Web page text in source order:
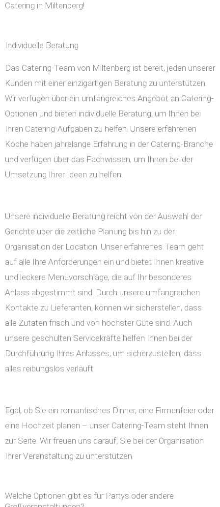
Catering in Miltenberg!
Individuelle Beratung
Das Catering-Team von Miltenberg ist bereit, jeden unserer
Kunden mit einer einzigartigen Beratung zu unterstützen.
Wir verfügen über ein umfangreiches Angebot an Catering-
Optionen und bieten individuelle Beratung, um Ihnen bei
Ihren Catering-Aufgaben zu helfen. Unsere erfahrenen
Köche haben jahrelange Erfahrung in der Catering-Branche
und verfügen über das Fachwissen, um Ihnen bei der
Umsetzung Ihrer Ideen zu helfen.
Unsere individuelle Beratung reicht von der Auswahl der
Gerichte über die zeitliche Planung bis hin zu der
Organisation der Location. Unser erfahrenes Team geht
auf alle Ihre Anforderungen ein und bietet Ihnen kreative
und leckere Menüvorschläge, die auf Ihr besonderes
Anlass abgestimmt sind. Durch unsere umfangreichen
Kontakte zu Lieferanten, können wir sicherstellen, dass
alle Zutaten frisch und von höchster Güte sind. Auch
unsere geschulten Servicekräfte helfen Ihnen bei der
Durchführung Ihres Anlasses, um sicherzustellen, dass
alles reibungslos verläuft.
Egal, ob Sie ein romantisches Dinner, eine Firmenfeier oder
eine Hochzeit planen – unser Catering-Team steht Ihnen
zur Seite. Wir freuen uns darauf, Sie bei der Organisation
Ihrer Veranstaltung zu unterstützen.
Welche Optionen gibt es für Partys oder andere